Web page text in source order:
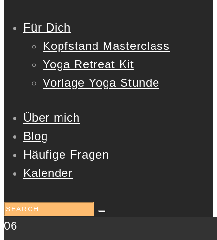
Für Dich
Kopfstand Masterclass
Yoga Retreat Kit
Vorlage Yoga Stunde
Über mich
Blog
Häufige Fragen
Kalender
06